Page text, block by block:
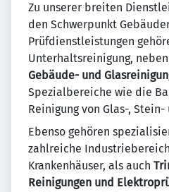
Zu unserer breiten
den Schwerpunkt
Prüfdienstleistungen
Unterhaltsreinigung,
Gebäude- und
Spezialbereiche wie die
Reinigung von Glas-,
Ebenso gehören
zahlreiche
Krankenhäuser, als auch
Reinigungen und